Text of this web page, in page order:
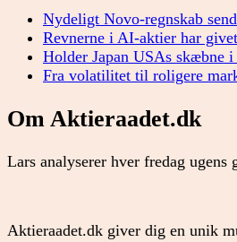
Nydeligt Novo-regnskab
Revnerne i AI-aktier har
Holder Japan USAs skæbne i
Fra volatilitet til roligere
Om Aktieraadet.dk
Lars analyserer hver fredag
Aktieraadet.dk giver dig en unik